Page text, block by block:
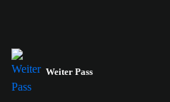
Weiter Pass